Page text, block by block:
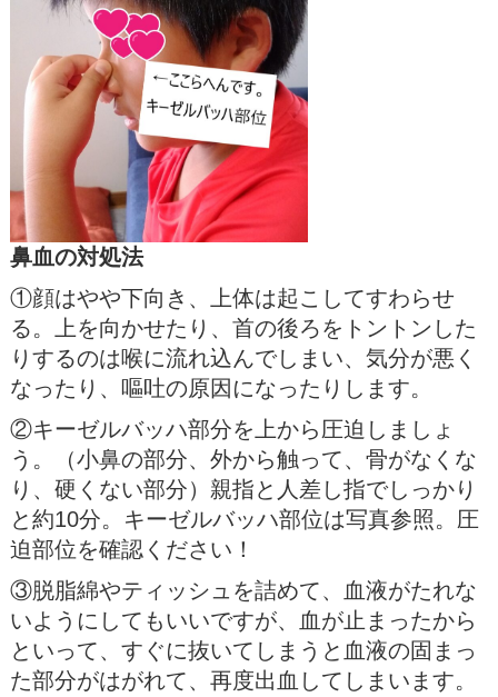
鼻血の対処法
①顔はやや下向き、上体は起こしてすわらせ
る。上を向かせたり、首の後ろをトントンした
りするのは喉に流れ込んでしまい、気分が悪く
なったり、嘔吐の原因になったりします。
②キーゼルバッハ部分を上から圧迫しましょ
う。（小鼻の部分、外から触って、骨がなくな
り、硬くない部分）親指と人差し指でしっかり
と約10分。キーゼルバッハ部位は写真参照。圧
迫部位を確認ください！
③脱脂綿やティッシュを詰めて、血液がたれな
いようにしてもいいですが、血が止まったから
といって、すぐに抜いてしまうと血液の固まっ
た部分がはがれて、再度出血してしまいます。